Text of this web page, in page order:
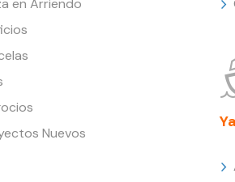
en Arriendo
Nuevos